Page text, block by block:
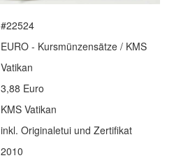
#22524
EURO - Kursmünzensätze / KMS
Vatikan
3,88 Euro
KMS Vatikan
inkl. Originaletui und Zertifikat
2010